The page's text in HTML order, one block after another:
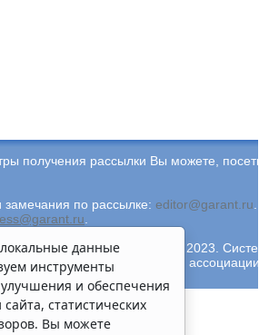
получения рассылки Вы можете,
по рассылке: editor@garant.ru.
.
СЕРВИС-УНИВЕРСИТЕТ", 2023. Система
участниками Российской
данные
инструменты
и обеспечения
статистических
Вы можете